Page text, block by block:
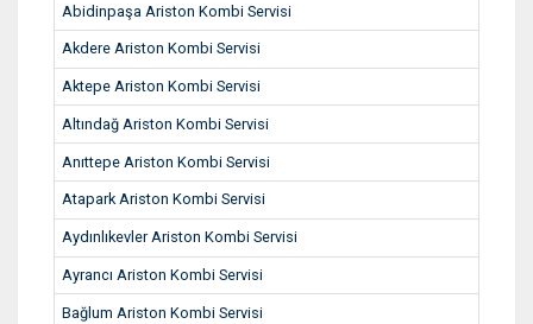
Abidinpaşa Ariston Kombi Servisi
Akdere Ariston Kombi Servisi
Aktepe Ariston Kombi Servisi
Altındağ Ariston Kombi Servisi
Anıttepe Ariston Kombi Servisi
Atapark Ariston Kombi Servisi
Aydınlıkevler Ariston Kombi Servisi
Ayrancı Ariston Kombi Servisi
Bağlum Ariston Kombi Servisi